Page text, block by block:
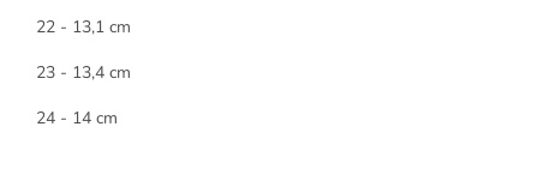
22 - 13,1 cm
23 - 13,4 cm
24 - 14 cm